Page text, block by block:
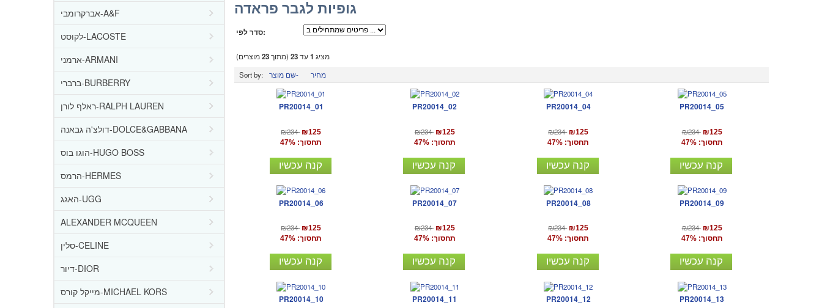
אברקרומבי-A&F
לקוסט-LACOSTE
ארמני-ARMANI
ברברי-BURBERRY
ראלף לורן-RALPH LAUREN
דולצ'ה גבאנה-DOLCE&GABBANA
הוגו בוס-HUGO BOSS
הרמס-HERMES
האגג-UGG
ALEXANDER MCQUEEN
סלין-CELINE
דיור-DIOR
מייקל קורס-MICHAEL KORS
גופיות לגבר פראדה
סדר לפי:
מציג 1עד23(מתוך23מוצרים)
Sort by:
שם מוצר- מחיר
PR20014_01
₪234 ₪125
תחסוך: 47%
קנה עכשיו
PR20014_02
₪234 ₪125
תחסוך: 47%
קנה עכשיו
PR20014_04
₪234 ₪125
תחסוך: 47%
קנה עכשיו
PR20014_05
₪234 ₪125
תחסוך: 47%
קנה עכשיו
PR20014_06
₪234 ₪125
תחסוך: 47%
קנה עכשיו
PR20014_07
₪234 ₪125
תחסוך: 47%
קנה עכשיו
PR20014_08
₪234 ₪125
תחסוך: 47%
קנה עכשיו
PR20014_09
₪234 ₪125
תחסוך: 47%
קנה עכשיו
PR20014_10 PR20014_11 PR20014_12 PR20014_13